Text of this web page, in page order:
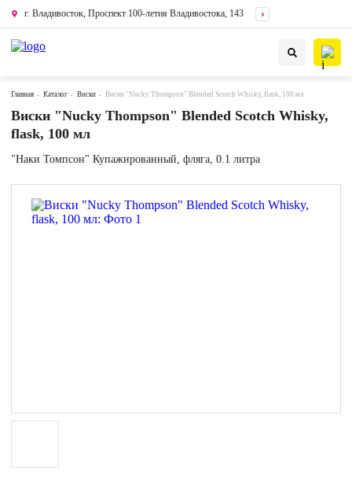
г. Владивосток, Проспект 100-летия Владивостока, 143
Главная Каталог Виски Виски "Nucky Thompson" Blended Scotch Whisky, flask, 100 мл
Виски "Nucky Thompson" Blended Scotch Whisky,
flask, 100 мл
"Наки Томпсон" Купажированный, фляга, 0.1 литра